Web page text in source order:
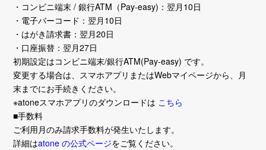
・コンビニ端末 / 銀行ATM（Pay-easy)：翌月10日
・電子バーコード：翌月10日
・はがき請求書：翌月20日
・口座振替：翌月27日
初期設定はコンビニ端末/銀行ATM(Pay-easy) です。
変更する場合は、スマホアプリまたはWebマイページから、月
末までにお手続きください。
※atoneスマホアプリのダウンロードは こちら
■手数料
ご利用月のみ請求手数料が発生いたします。
詳細はatone の公式ページをご覧ください。